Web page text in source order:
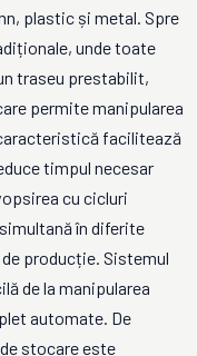
plastic și metal. Spre
unde toate
traseu prestabilit,
permite manipularea
facilitează
timpul necesar
cu cicluri
în diferite
producție. Sistemul
de la manipularea
automate. De
stocare este